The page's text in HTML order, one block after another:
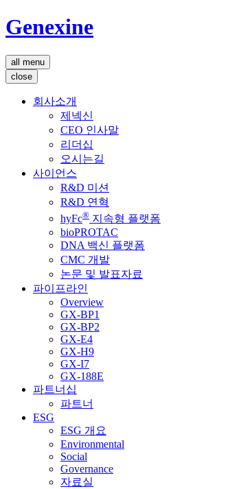
Genexine
all menu
close
회사소개
제넥신
CEO 인사말
리더십
오시는길
사이언스
R&D 미션
R&D 연혁
hyFc® 지속형 플랫폼
bioPROTAC
DNA 백신 플랫폼
CMC 개발
논문 및 발표자료
파이프라인
Overview
GX-BP1
GX-BP2
GX-E4
GX-H9
GX-I7
GX-188E
파트너십
파트너
ESG
ESG 개요
Environmental
Social
Governance
자료실